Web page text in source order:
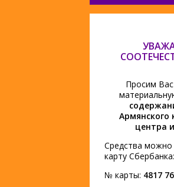
Просим
Армянского
центра
Средства можно
карту Сбербанка:
№ карты: 4817